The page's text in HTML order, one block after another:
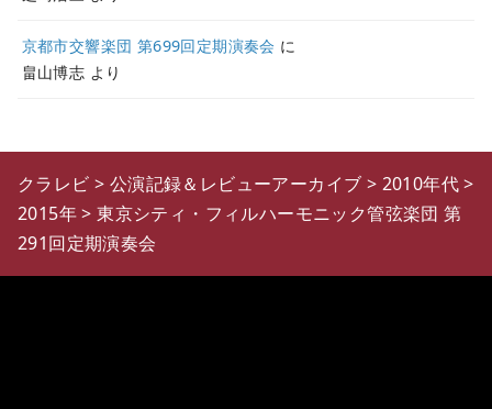
京都市交響楽団 第699回定期演奏会 に
畠山博志 より
クラレビ > 公演記録＆レビューアーカイブ > 2010年代>
2015年>東京シティ・フィルハーモニック管弦楽団 第
291回定期演奏会